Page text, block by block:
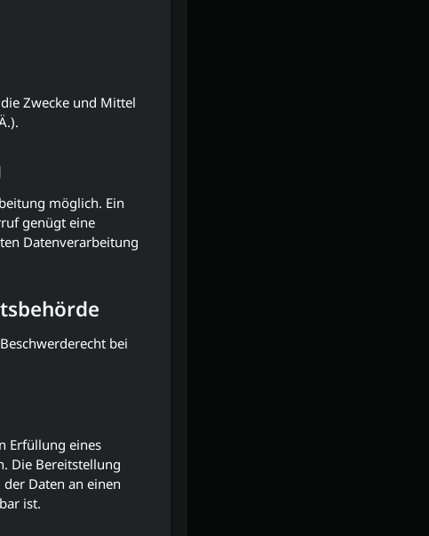
Zwecke und Mittel
möglich. Ein
genügt eine
Datenverarbeitung
bei
Erfüllung eines
Die Bereitstellung
Daten an einen
ist.